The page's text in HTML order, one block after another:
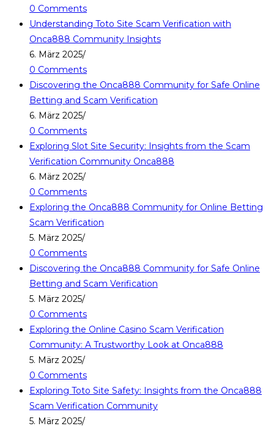
0 Comments
Understanding Toto Site Scam Verification with
Onca888 Community Insights
6. März 2025/
0 Comments
Discovering the Onca888 Community for Safe Online
Betting and Scam Verification
6. März 2025/
0 Comments
Exploring Slot Site Security: Insights from the Scam
Verification Community Onca888
6. März 2025/
0 Comments
Exploring the Onca888 Community for Online Betting
Scam Verification
5. März 2025/
0 Comments
Discovering the Onca888 Community for Safe Online
Betting and Scam Verification
5. März 2025/
0 Comments
Exploring the Online Casino Scam Verification
Community: A Trustworthy Look at Onca888
5. März 2025/
0 Comments
Exploring Toto Site Safety: Insights from the Onca888
Scam Verification Community
5. März 2025/